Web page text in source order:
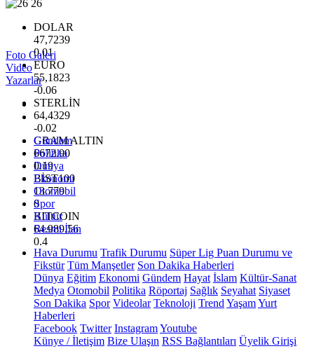
26
DOLAR
47,7239
0.01
EURO
55,1823
-0.06
STERLİN
64,4329
-0.02
GRAM ALTIN
6672.90
0.19
BİST100
13.779
0
BITCOIN
64.989,56
0.4
Foto Galeri
Video
Yazarlar
Gündem
Politika
Dünya
Ekonomi
Otomobil
Spor
Kültür
Resmi İlan
Hava Durumu Trafik Durumu Süper Lig Puan Durumu ve
Fikstür Tüm Manşetler Son Dakika Haberleri
Dünya Eğitim Ekonomi Gündem Hayat İslam Kültür-Sanat
Medya Otomobil Politika Röportaj Sağlık Seyahat Siyaset
Son Dakika Spor Videolar Teknoloji Trend YaşamYurt
Haberleri
Facebook Twitter InstagramYoutube
Künye / İletişim Bize Ulaşın RSS Bağlantıları Üyelik Girişi